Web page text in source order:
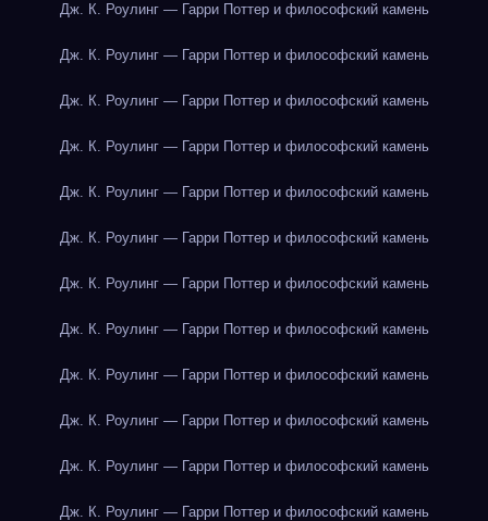
Дж. К. Роулинг — Гарри Поттер и философский камень
Дж. К. Роулинг — Гарри Поттер и философский камень
Дж. К. Роулинг — Гарри Поттер и философский камень
Дж. К. Роулинг — Гарри Поттер и философский камень
Дж. К. Роулинг — Гарри Поттер и философский камень
Дж. К. Роулинг — Гарри Поттер и философский камень
Дж. К. Роулинг — Гарри Поттер и философский камень
Дж. К. Роулинг — Гарри Поттер и философский камень
Дж. К. Роулинг — Гарри Поттер и философский камень
Дж. К. Роулинг — Гарри Поттер и философский камень
Дж. К. Роулинг — Гарри Поттер и философский камень
Дж. К. Роулинг — Гарри Поттер и философский камень